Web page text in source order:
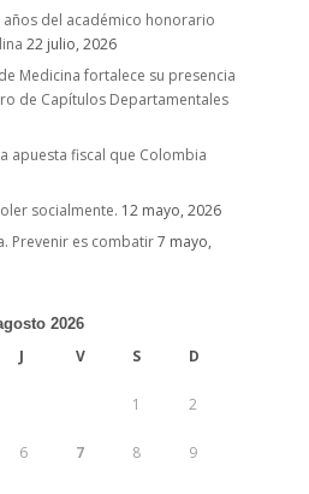
del académico honorario
22 julio, 2026
Medicina fortalece su presencia
de Capítulos Departamentales
apuesta fiscal que Colombia
socialmente. 12 mayo, 2026
Prevenir es combatir7 mayo,
2026
J V S D
1 2
6 7 8 9